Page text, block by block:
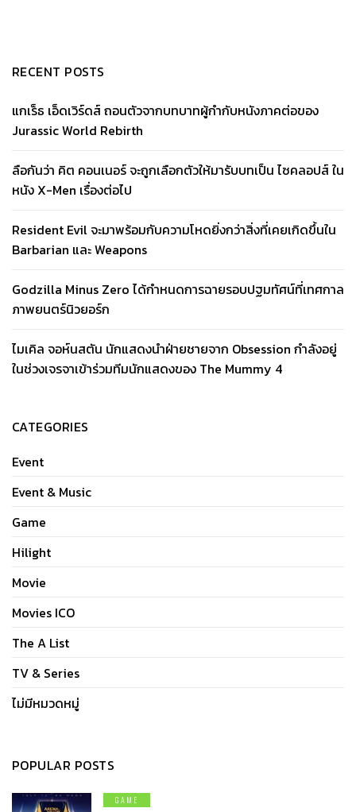
RECENT POSTS
แกเร็ธ เอ็ดเวิร์ดส์ ถอนตัวจากบทบาทผู้กำกับหนังภาคต่อของ
Jurassic World Rebirth
ลือกันว่า คิต คอนเนอร์ จะถูกเลือกตัวให้มารับบทเป็น ไซคลอปส์ ใน
หนัง X-Men เรื่องต่อไป
Resident Evil จะมาพร้อมกับความโหดยิ่งกว่าสิ่งที่เคยเกิดขึ้นใน
Barbarian และ Weapons
Godzilla Minus Zero ได้กำหนดการฉายรอบปฐมทัศน์ที่เทศกาล
ภาพยนตร์นิวยอร์ก
ไมเคิล จอห์นสตัน นักแสดงนำฝ่ายชายจาก Obsession กำลังอยู่
ในช่วงเจรจาเข้าร่วมทีมนักแสดงของ The Mummy 4
CATEGORIES
Event
Event & Music
Game
Hilight
Movie
Movies ICO
The A List
TV & Series
ไม่มีหมวดหมู่
POPULAR POSTS
GAME